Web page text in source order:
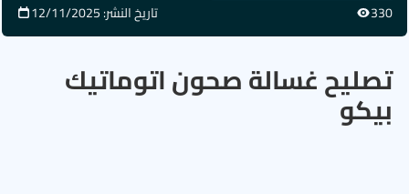
330 تاريخ النشر: 12/11/2025
تصليح غسالة صحون اتوماتيك
بيكو